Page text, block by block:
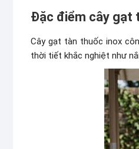
Đặc điểm cây gạt
Cây gạt tàn thuốc inox
thời tiết khắc nghiệt như